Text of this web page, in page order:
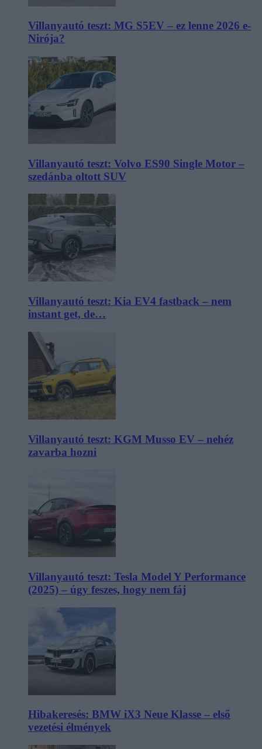
Villanyautó teszt: MG S5EV – ez lenne 2026 e-
Nirója?
Villanyautó teszt: Volvo ES90 Single Motor –
szedánba oltott SUV
Villanyautó teszt: Kia EV4 fastback – nem
instant get, de…
Villanyautó teszt: KGM Musso EV – nehéz
zavarba hozni
Villanyautó teszt: Tesla Model Y Performance
(2025) – úgy feszes, hogy nem fáj
Hibakeresés: BMW iX3 Neue Klasse – első
vezetési élmények